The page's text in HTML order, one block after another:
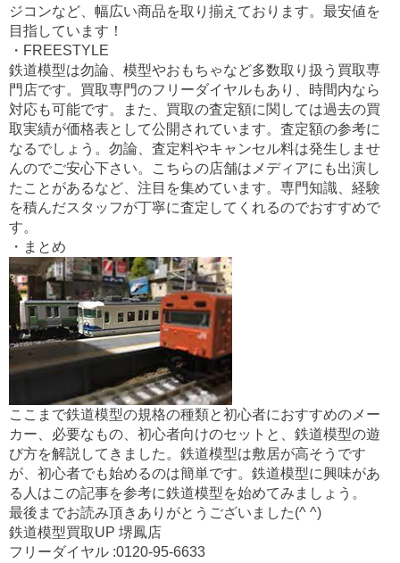
ジコンなど、幅広い商品を取り揃えております。最安値を
目指しています！
・FREESTYLE
鉄道模型は勿論、模型やおもちゃなど多数取り扱う買取専
門店です。買取専門のフリーダイヤルもあり、時間内なら
対応も可能です。また、買取の査定額に関しては過去の買
取実績が価格表として公開されています。査定額の参考に
なるでしょう。勿論、査定料やキャンセル料は発生しませ
んのでご安心下さい。こちらの店舗はメディアにも出演し
たことがあるなど、注目を集めています。専門知識、経験
を積んだスタッフが丁寧に査定してくれるのでおすすめで
す。
・まとめ
ここまで鉄道模型の規格の種類と初心者におすすめのメー
カー、必要なもの、初心者向けのセットと、鉄道模型の遊
び方を解説してきました。鉄道模型は敷居が高そうです
が、初心者でも始めるのは簡単です。鉄道模型に興味があ
る人はこの記事を参考に鉄道模型を始めてみましょう。
最後までお読み頂きありがとうございました(^ ^)
鉄道模型買取UP 堺鳳店
フリーダイヤル :0120-95-6633